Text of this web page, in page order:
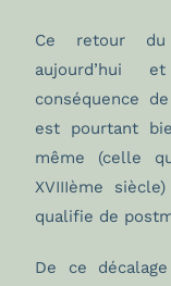
Ce retour du
aujourd’hui
conséquence
est pourtant
même (celle
XVIIIème
qualifie de
De ce